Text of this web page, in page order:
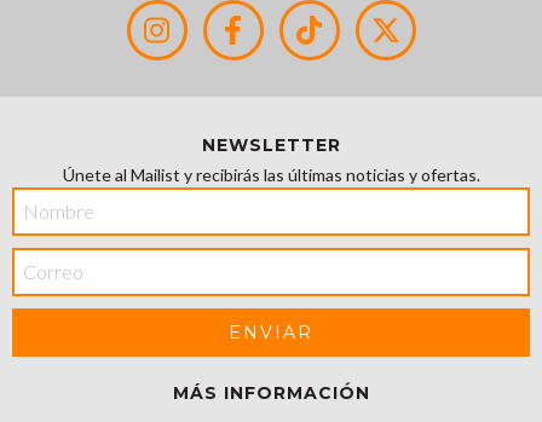
NEWSLETTER
Únete al Mailist y recibirás las últimas noticias y ofertas.
MÁS INFORMACIÓN